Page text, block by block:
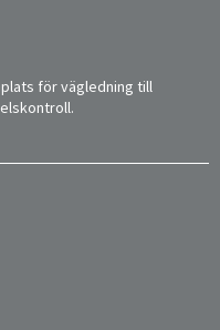
för vägledning till